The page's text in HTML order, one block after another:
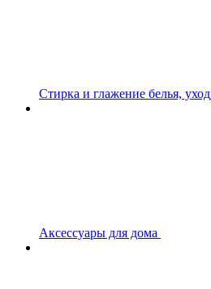
Стирка и глажение белья, уход
Аксессуары для дома